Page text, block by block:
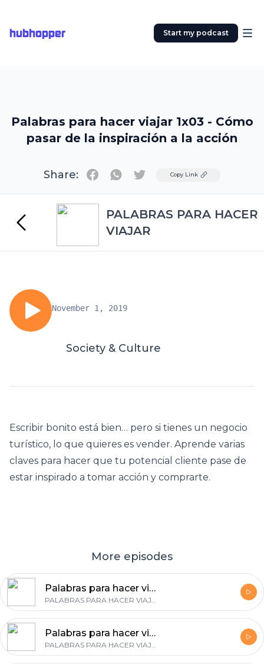
hubhopper Start my podcast
Palabras para hacer viajar 1x03 - Cómo
pasar de la inspiración a la acción
Share: TwitterCopy Link
PALABRAS PARA HACER
VIAJAR
November 1, 2019
Society & Culture
Escribir bonito está bien… pero si tienes un negocio
turístico, lo que quieres es vender. Aprende varias
claves para hacer que tu potencial cliente pase de
estar inspirado a tomar acción y comprarte.
More episodes
Palabras para hacer viajar 1x12 - Entrevista a Raquel Lora, consultora de Marketing Turístico (13/02/2020)
PALABRAS PARA HACER VIAJAR
Palabras para hacer viajar 1x11 - Qué es y cómo preparar un calendario editorial
PALABRAS PARA HACER VIAJAR